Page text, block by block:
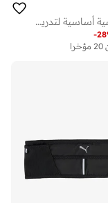
قفازات رياضية أساسية لتدريب الجيم بفتحات للأصابع
-28